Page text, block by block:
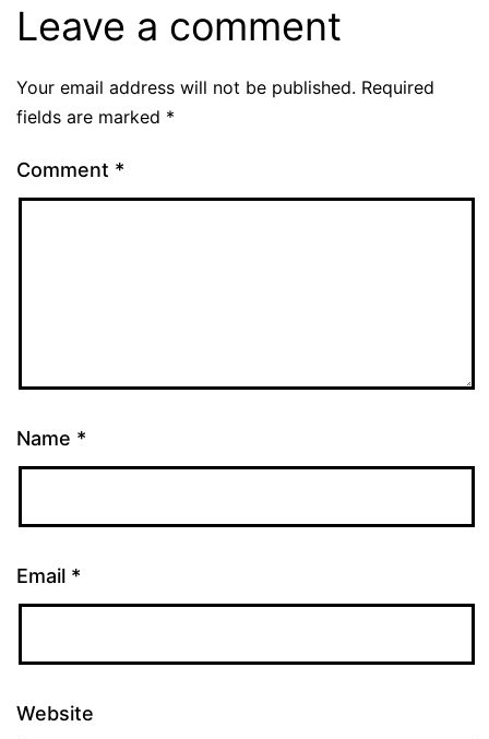
Leave a comment
Your email address will not be published. Required
fields are marked *
Comment *
Name *
Email *
Website